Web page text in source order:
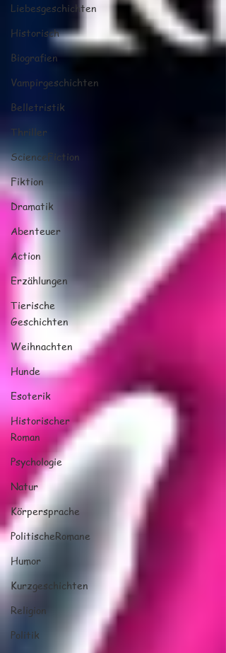
Liebesgeschichten
Historisch
Biografien
Vampirgeschichten
Belletristik
Thriller
ScienceFiction
Fiktion
Dramatik
Abenteuer
Action
Erzählungen
Tierische
Geschichten
Weihnachten
Hunde
Esoterik
Historischer
Roman
Psychologie
Natur
Körpersprache
PolitischeRomane
Humor
Kurzgeschichten
Religion
Politik